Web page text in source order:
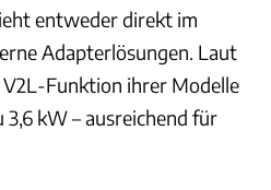
entweder direkt im
Adapterlösungen. Laut
Funktion ihrer Modelle
kW – ausreichend für